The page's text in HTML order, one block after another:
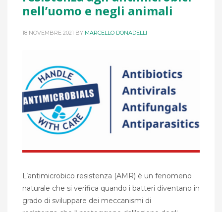
nell’uomo e negli animali
18 NOVEMBRE 2021 BY MARCELLO DONADELLI
L’antimicrobico resistenza (AMR) è un fenomeno
naturale che si verifica quando i batteri diventano in
grado di sviluppare dei meccanismi di